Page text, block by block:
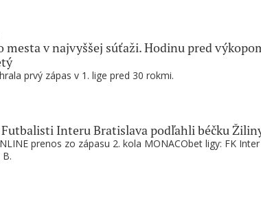
prvý zápas v 1. lige pred 30 rokmi.
mesta v najvyššej súťaži. Hodinu pred
prenos zo zápasu 2. kola MONACObet ligy: FK Inter
Interu Bratislava podľahli béčku